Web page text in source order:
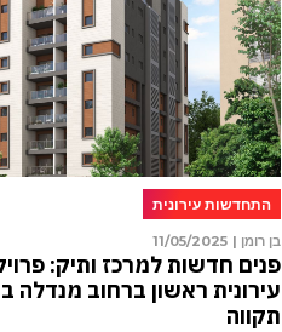
התחדשות עירונית
בן רומן | 11/05/2025
פנים חדשות למרכז ותיק:
עירונית ראשון ברחוב מנדלה
תקווה